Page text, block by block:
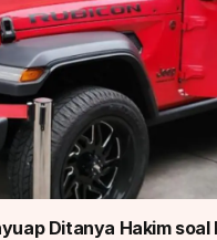
Ditanya Hakim soal